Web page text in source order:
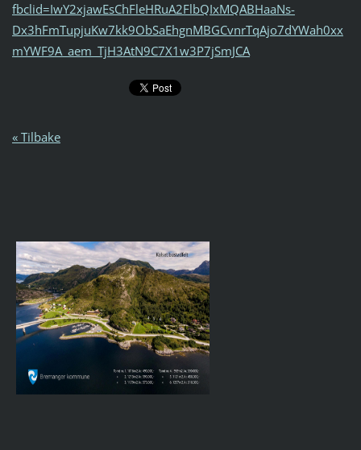
fbclid=IwY2xjawEsChFleHRuA2FlbQIxMQABHaaNs-
Dx3hFmTupjuKw7kk9ObSaEhgnMBGCvnrTqAjo7dYWah0xx
mYWF9A_aem_TjH3AtN9C7X1w3P7jSmJCA
« Tilbake